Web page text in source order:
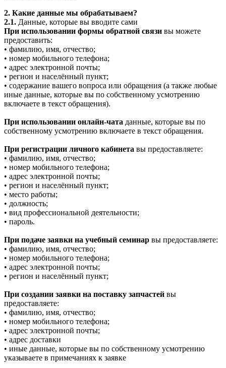
2. Какие данные мы обрабатываем?
2.1. Данные, которые вы вводите сами
При использовании формы обратной связи вы можете
предоставить:
• фамилию, имя, отчество;
• номер мобильного телефона;
• адрес электронной почты;
• регион и населённый пункт;
• содержание вашего вопроса или обращения (а также любые
иные данные, которые вы по собственному усмотрению
включаете в текст обращения).
При использовании онлайн-чата данные, которые вы по
собственному усмотрению включаете в текст обращения.
При регистрации личного кабинета вы предоставляете:
• фамилию, имя, отчество;
• номер мобильного телефона;
• адрес электронной почты;
• регион и населённый пункт;
• место работы;
• должность;
• вид профессиональной деятельности;
• пароль.
При подаче заявки на учебный семинар вы предоставляете:
• фамилию, имя, отчество;
• номер мобильного телефона;
• адрес электронной почты;
• регион и населённый пункт;
При создании заявки на поставку запчастей вы
предоставляете:
• фамилию, имя, отчество;
• номер мобильного телефона;
• адрес электронной почты;
• адрес доставки
• иные данные, которые вы по собственному усмотрению
указываете в примечаниях к заявке